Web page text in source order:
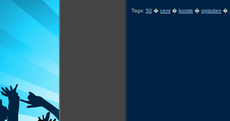
Tags: 50 � cent � korste � opteden �